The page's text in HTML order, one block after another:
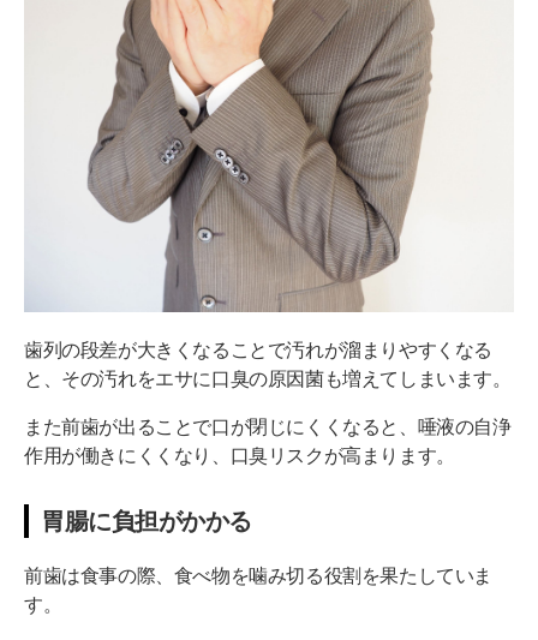
歯列の段差が大きくなることで汚れが溜まりやすくなる
と、その汚れをエサに口臭の原因菌も増えてしまいます。
また前歯が出ることで口が閉じにくくなると、唾液の自浄
作用が働きにくくなり、口臭リスクが高まります。
胃腸に負担がかかる
前歯は食事の際、食べ物を噛み切る役割を果たしていま
す。